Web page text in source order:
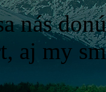
nás
aj my